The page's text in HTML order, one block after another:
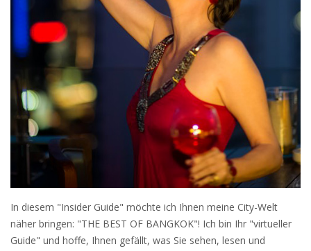
In diesem "Insider Guide" möchte ich Ihnen meine City-Welt
näher bringen: "THE BEST OF BANGKOK"! Ich bin Ihr "virtueller
Guide" und hoffe, Ihnen gefällt, was Sie sehen, lesen und